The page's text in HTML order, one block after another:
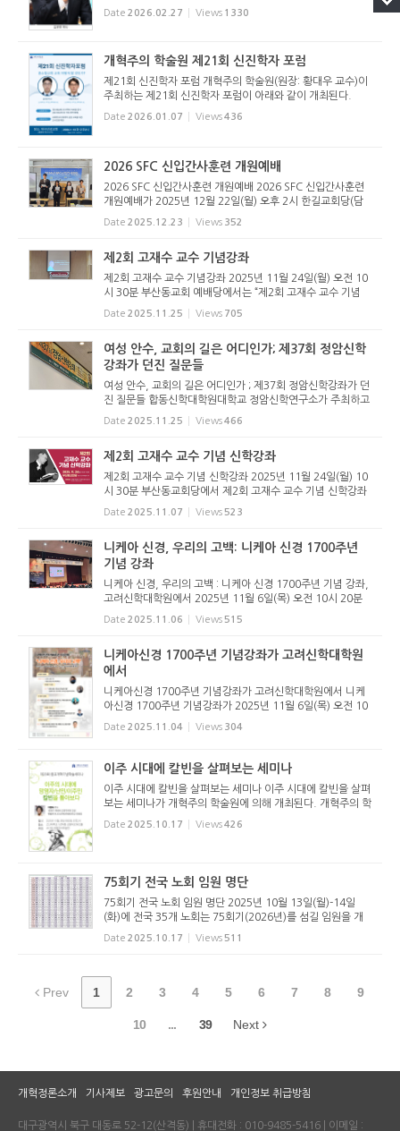
김문훈 목사의 부교역자들을 향한 상습 폭언 및 욕설이 공개되
며 교단 안팎에 큰 파장이 일고 있다. 공개된 녹취 속 언어들은
Date 2026.02.27 Views 1330
개혁주의 학술원 제21회 신진학자 포럼
제21회 신진학자 포럼 개혁주의 학술원(원장: 황대우 교수)이
주최하는 제21회 신진학자 포럼이 아래와 같이 개최된다.
Date 2026.01.07 Views436
2026 SFC 신입간사훈련 개원예배
2026 SFC 신입간사훈련 개원예배 2026 SFC 신입간사훈련
개원예배가 2025년 12월 22일(월) 오후 2시 한길교회당(담
임 손재익 목사)에서 있었다. 김종용 총무간사의 사회로 진행
된 예배는 참석자 전체가 학신가 제창과 강령 제창을 함으로
Date 2025.12.23 Views 352
제2회 고재수 교수 기념강좌
제2회 고재수 교수 기념강좌 2025년 11월 24일(월) 오전 10
시 30분 부산동교회 예배당에서는 “제2회 고재수 교수 기념
강좌”가 열렸다. 이번 행사는 고재수교수 기념 신학강좌 준비
위원회에서 주관하고, 고신언론사, 개혁정론, 개혁주의 목회
Date 2025.11.25 Views 705
여성 안수, 교회의 길은 어디인가; 제37회 정암신학
강좌가 던진 질문들
여성 안수, 교회의 길은 어디인가 ; 제37회 정암신학강좌가 던
진 질문들 합동신학대학원대학교 정암신학연구소가 주최하고
합신 총동문회가 주관한 제37회 정암신학강좌가 2025년 11
월 11일(화) 오후 1시 30분 예수비전교회당(도지원 목사 시
Date 2025.11.25 Views466
제2회 고재수 교수 기념 신학강좌
제2회 고재수 교수 기념 신학강좌 2025년 11월 24일(월) 10
시 30분 부산동교회당에서 제2회 고재수 교수 기념 신학강좌
가 아래와 같이 개최된다. 누구든지 참석할 수 있으며, 참가비
는 없다. 참석자 전원에게 강의안과 점심식사가 제공된다.
Date 2025.11.07 Views 523
니케아 신경, 우리의 고백: 니케아 신경 1700주년
기념 강좌
니케아 신경, 우리의 고백 : 니케아 신경 1700주년 기념 강좌,
고려신학대학원에서 2025년 11월 6일(목) 오전 10시 20분
고려신학대학원 강당에서는 “니케아 신경, 우리의 고백”이라
는 주제로 니케아 신경 1700주년 기념강좌가 열렸다. 이번 행
Date 2025.11.06 Views 515
니케아신경 1700주년 기념강좌가 고려신학대학원
에서
니케아신경 1700주년 기념강좌가 고려신학대학원에서 니케
아신경 1700주년 기념강좌가 2025년 11월 6일(목) 오전 10
시 20분 고려신학대학원에서 열린다. 325년 아리우스파 이단
에 대해 논박하기 위하여 모인 니케아공의회가 채택한 니케아
Date 2025.11.04 Views 304
이주 시대에 칼빈을 살펴보는 세미나
이주 시대에 칼빈을 살펴보는 세미나 이주 시대에 칼빈을 살펴
보는 세미나가 개혁주의 학술원에 의해 개최된다. 개혁주의 학
술원(원장 황대우 교수)은 제20회 종교개혁기념학술세미나를
아래와 같이 개최한다.
Date 2025.10.17 Views426
75회기 전국 노회 임원 명단
75회기 전국 노회 임원 명단 2025년 10월 13일(월)-14일
(화)에 전국 35개 노회는 75회기(2026년)를 섬길 임원을 개
선했다. 지금까지 집계된 임원 명단은 아래와 같다. (클릭하면
크게 보실 수 있습니다.)
Date 2025.10.17 Views 511
Prev 1 2 3 4 5 6 7 8 9
10 ... 39 Next
개혁정론소개 기사제보 광고문의 후원안내 개인정보 취급방침
대구광역시 북구 대동로 52-12(산격동) | 휴대전화 : 010-9485-5416 | 이메일 :